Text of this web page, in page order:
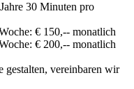
30 Minuten pro
€ 150,-- monatlich
€ 200,-- monatlich
gestalten, vereinbaren wir